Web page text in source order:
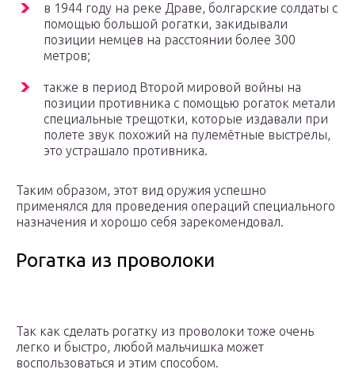
в 1944 году на реке Драве, болгарские солдаты с
помощью большой рогатки, закидывали
позиции немцев на расстоянии более 300
метров;
также в период Второй мировой войны на
позиции противника с помощью рогаток метали
специальные трещотки, которые издавали при
полете звук похожий на пулемётные выстрелы,
это устрашало противника.
Таким образом, этот вид оружия успешно
применялся для проведения операций специального
назначения и хорошо себя зарекомендовал.
Рогатка из проволоки
Так как сделать рогатку из проволоки тоже очень
легко и быстро, любой мальчишка может
воспользоваться и этим способом.